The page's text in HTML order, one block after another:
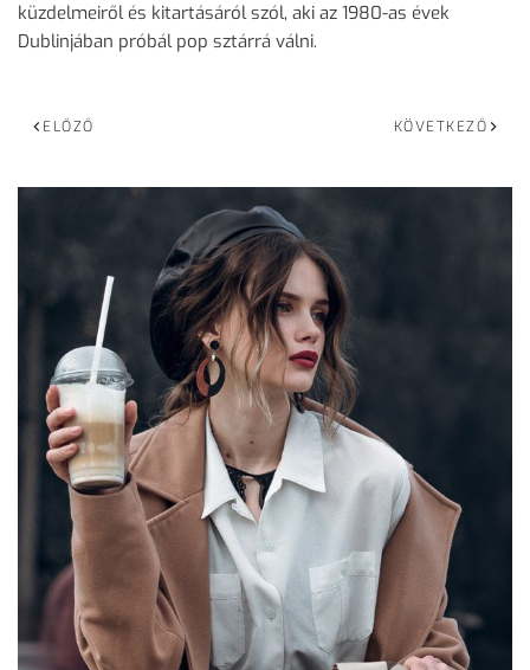
küzdelmeiről és kitartásáról szól, aki az 1980-as évek
Dublinjában próbál pop sztárrá válni.
ELŐZŐ KÖVETKEZŐ